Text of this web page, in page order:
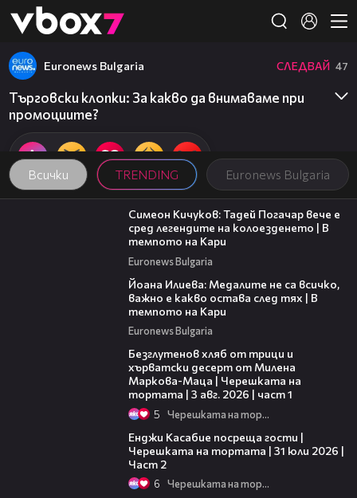
👾
Всички TRENDING Euronews Bulgaria
Euronews Bulgaria СЛЕДВАЙ 47
Търговски клопки: За какво да внимаваме при
промоциите?
11:23
Симеон Кичуков: Тадей Погачар вече е
сред легендите на колоезденето | В
темпото на Кари
Euronews Bulgaria
Йоана Илиева: Медалите не са всичко,
важно е какво остава след тях | В
темпото на Кари
Euronews Bulgaria
Безглутенов хляб от трици и
хърватски десерт от Милена
Маркова-Маца | Черешката на
тортата | 3 авг. 2026 | част 1
5 Черешката на тортата
Енджи Касабие посреща гости |
Черешката на тортата | 31 юли 2026 |
Част 2
6 Черешката на тортата